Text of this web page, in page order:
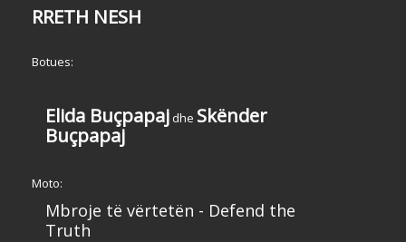
RRETH NESH
Botues:
Elida Buçpapaj dhe Skënder
Buçpapaj
Moto:
Mbroje të vërtetën - Defend the
Truth